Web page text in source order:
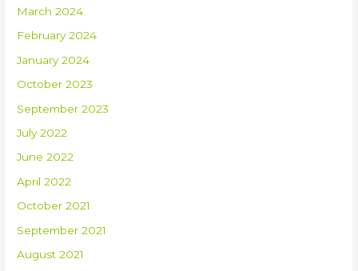
March 2024
February 2024
January 2024
October 2023
September 2023
July 2022
June 2022
April 2022
October 2021
September 2021
August 2021